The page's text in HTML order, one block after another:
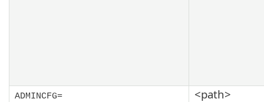
ADMINCFG= <path>